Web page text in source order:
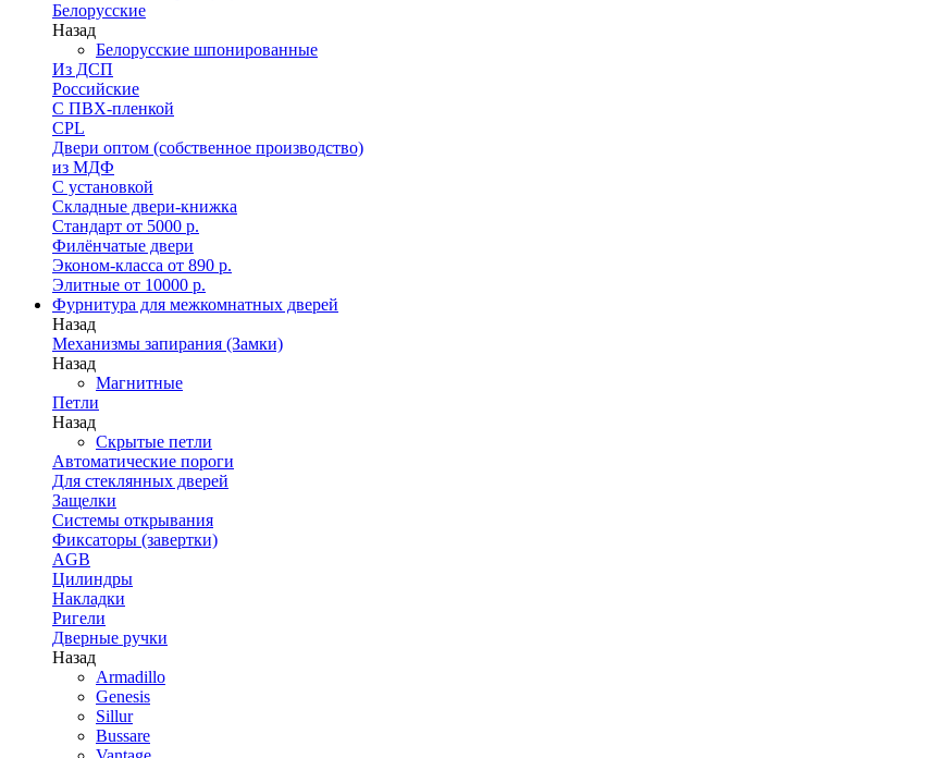
Белорусские
Назад
Белорусские шпонированные
Из ДСП
Российские
C ПВХ-пленкой
CPL
Двери оптом (собственное производство)
из МДФ
С установкой
Складные двери-книжка
Стандарт от 5000 р.
Филёнчатые двери
Эконом-класса от 890 р.
Элитные от 10000 р.
Фурнитура для межкомнатных дверей
Назад
Механизмы запирания (Замки)
Назад
Магнитные
Петли
Назад
Скрытые петли
Автоматические пороги
Для стеклянных дверей
Защелки
Системы открывания
Фиксаторы (завертки)
AGB
Цилиндры
Накладки
Ригели
Дверные ручки
Назад
Armadillo
Genesis
Sillur
Bussare